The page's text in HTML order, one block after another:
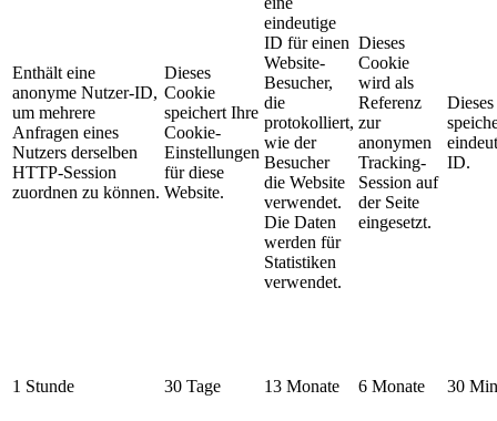
Enthält eine
anonyme Nutzer-ID,
um mehrere
Anfragen eines
Nutzers derselben
HTTP-Session
zuordnen zu können.
Dieses
Cookie
speichert Ihre
Cookie-
Einstellungen
für diese
Website.
eindeutige
ID für einen
Website-
Besucher,
die
protokolliert,
wie der
Besucher
die Website
verwendet.
Die Daten
werden für
Statistiken
verwendet.
Dieses
Cookie
wird als
Referenz
zur
anonymen
Tracking-
Session auf
der Seite
eingesetzt.
ID.
1 Stunde 30 Tage 13 Monate 6 Monate 30